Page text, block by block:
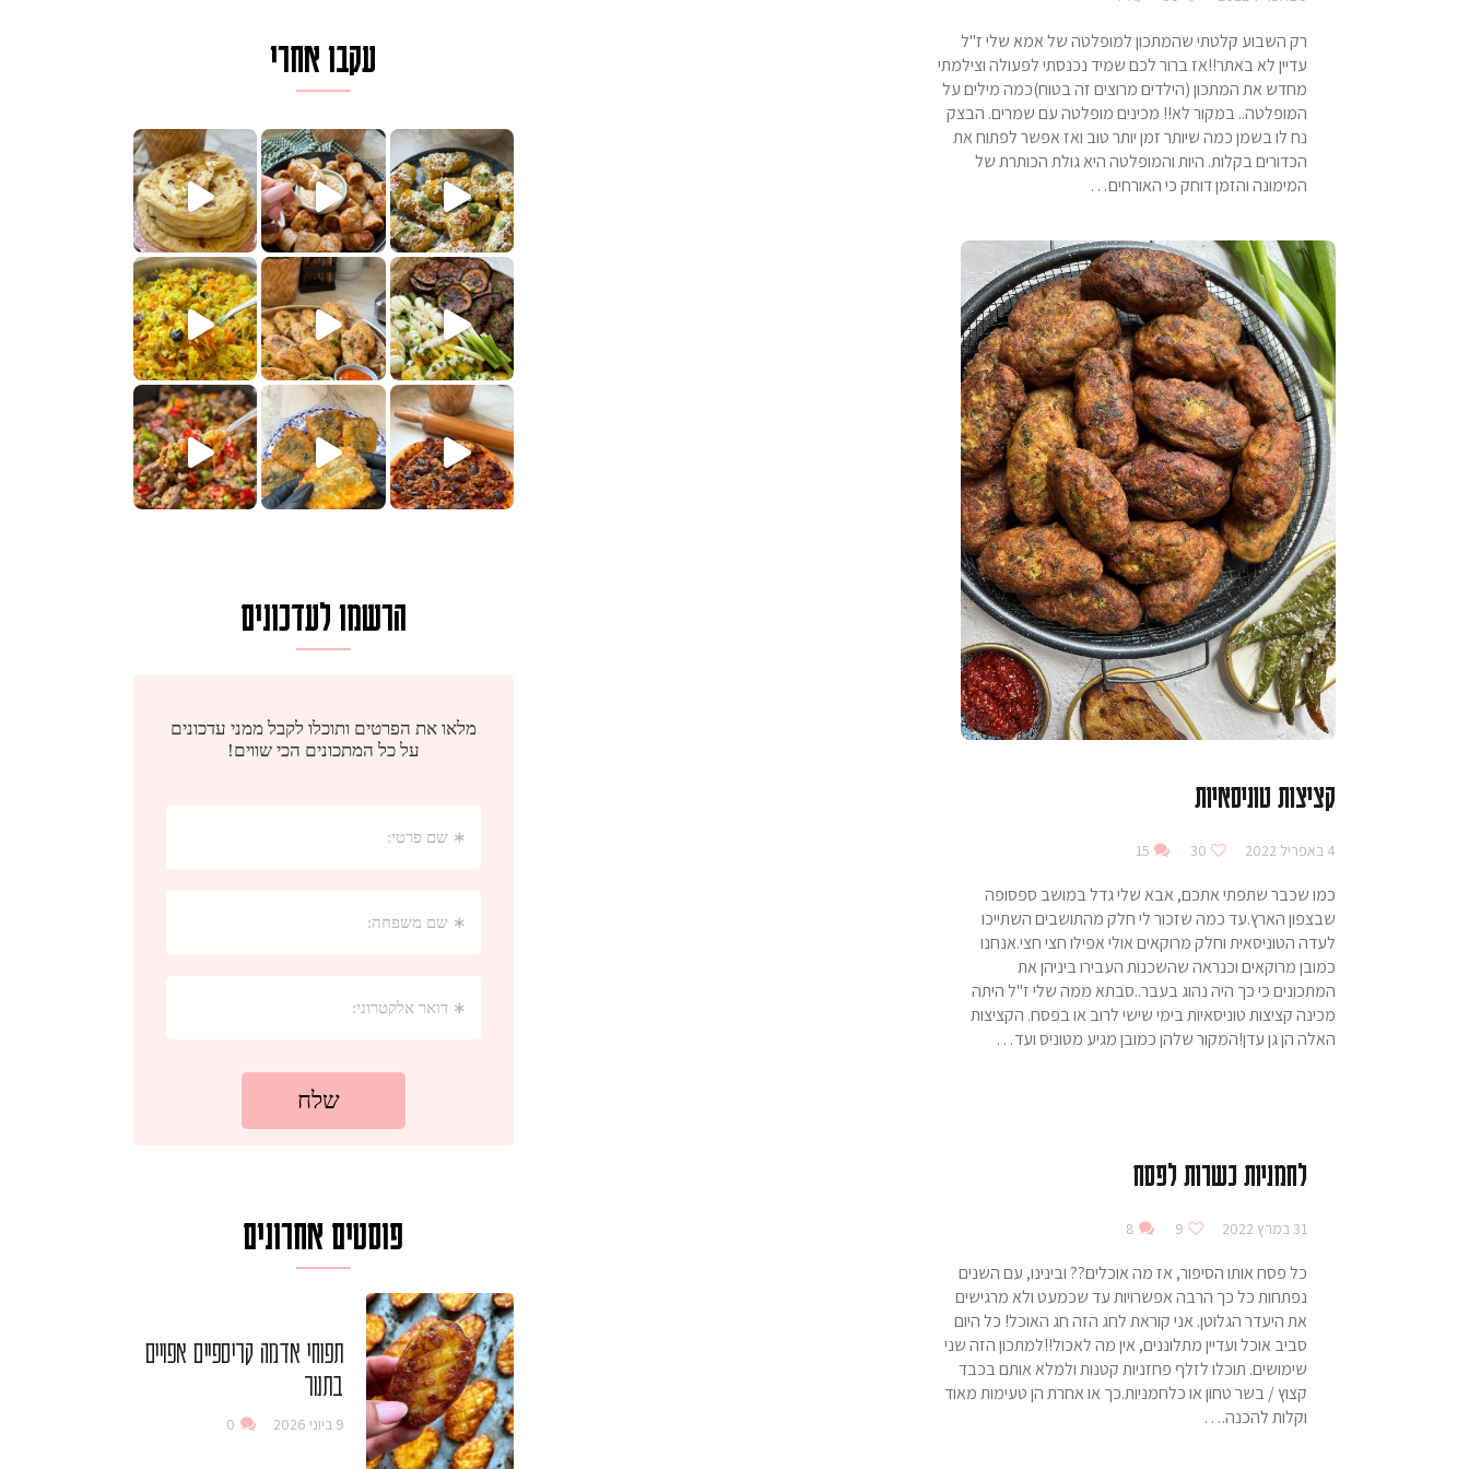
רק השבוע קלטתי שהמתכון למופלטה של אמא שלי ז"ל
עדיין לא באתר!!אז ברור לכם שמיד נכנסתי לפעולה וצילמתי
מחדש את המתכון (הילדים מרוצים זה בטוח)כמה מילים על
המופלטה.. במקור לא!! מכינים מופלטה עם שמרים. הבצק
נח לו בשמן כמה שיותר זמן יותר טוב ואז אפשר לפתוח את
הכדורים בקלות. היות והמופלטה היא גולת הכותרת של
המימונה והזמן דוחק כי האורחים…
קציצות טוניסאיות
4 באפריל 2022 30
15
כמו שכבר שתפתי אתכם, אבא שלי גדל במושב ספסופה
שבצפון הארץ.עד כמה שזכור לי חלק מהתושבים השתייכו
לעדה הטוניסאית וחלק מרוקאים אולי אפילו חצי חצי.אנחנו
כמובן מרוקאים וכנראה שהשכנות העבירו ביניהן את
המתכונים כי כך היה נהוג בעבר..סבתא ממה שלי ז"ל היתה
מכינה קציצות טוניסאיות בימי שישי לרוב או בפסח. הקציצות
האלה הן גן עדן!המקור שלהן כמובן מגיע מטוניס ועד…
לחמניות כשרות לפסח
31 במרץ 2022 9
8
כל פסח אותו הסיפור, אז מה אוכלים?? ובינינו, עם השנים
נפתחות כל כך הרבה אפשרויות עד שכמעט ולא מרגישים
את היעדר הגלוטן. אני קוראת לחג הזה חג האוכל! כל היום
סביב אוכל ועדיין מתלוננים, אין מה לאכול!!למתכון הזה שני
שימושים. תוכלו לזלף פחזניות קטנות ולמלא אותם בכבד
קצוץ / בשר טחון או כלחמניות.כך או אחרת הן טעימות מאוד
וקלות להכנה.…
עקבו אחרי
קלחי תירס צרובים על מחבת עם גבינה בולגרית מעודנת מ
נשנושי פרגיות קריספיים ממכרים שמכינים בכמה דקות עב
לחם מחבת שהוא שילוב של מופלטה וספינז׳, רעיון מעול
אז מה בשבילכם? בפ
פסטל טוניסאי לתשעת הימים, חשבתי מה לחדש לכם ונראה
אורז יצירתי לתשעת הימים ולכבוד שבת קודשלמתכון
פיצה של תשעת הימים ולמה היא נקראת ככה? ההסבר בסרטו
מז׳ווז׳ין או בתרגום לעברית, מחותניםמתכון ראש
שייטל מוקפץ עם אורז חביתה וירקות, למתכון . המרכי
הרשמו לעדכונים
פוסטים אחרונים
תפוחי אדמה קריספיים אפויים
בתנור
9 ביוני 2026 0